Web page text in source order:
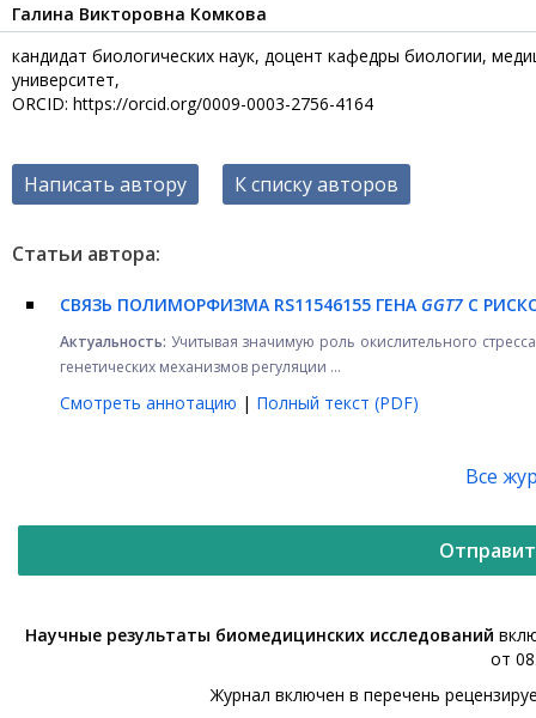
Галина Викторовна Комкова
кандидат биологических наук, доцент кафедры биологии,
университет,
ORCID: https://orcid.org/0009-0003-2756-4164
Написать автору К списку авторов
Статьи автора:
СВЯЗЬ ПОЛИМОРФИЗМА RS11546155 ГЕНА GGT7 С
Актуальность: Учитывая значимую роль окислительного
генетических механизмов регуляции ...
Смотреть аннотацию | Полный текст (PDF)
Все
Научные результаты биомедицинских исследований
от
Журнал включен в перечень